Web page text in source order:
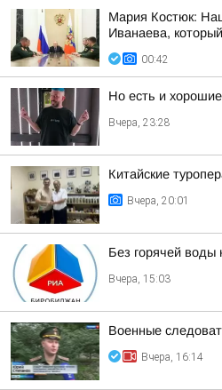
Мария Костюк:
Иванаева,
00:42
Но есть и
Вчера, 23:28
Китайские
Вчера, 20:01
Без горячей воды
Вчера, 15:03
Военные
Вчера, 16:14